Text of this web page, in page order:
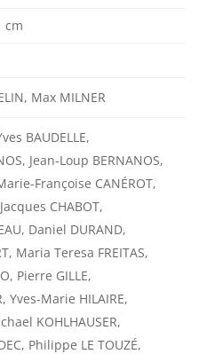
cm
Max MILNER
BAUDELLE,
Jean-Loup BERNANOS,
Françoise CANÉROT,
CHABOT,
Daniel DURAND,
Maria Teresa FREITAS,
Pierre GILLE,
Yves-Marie HILAIRE,
KOHLHAUSER,
Philippe LE TOUZÉ,